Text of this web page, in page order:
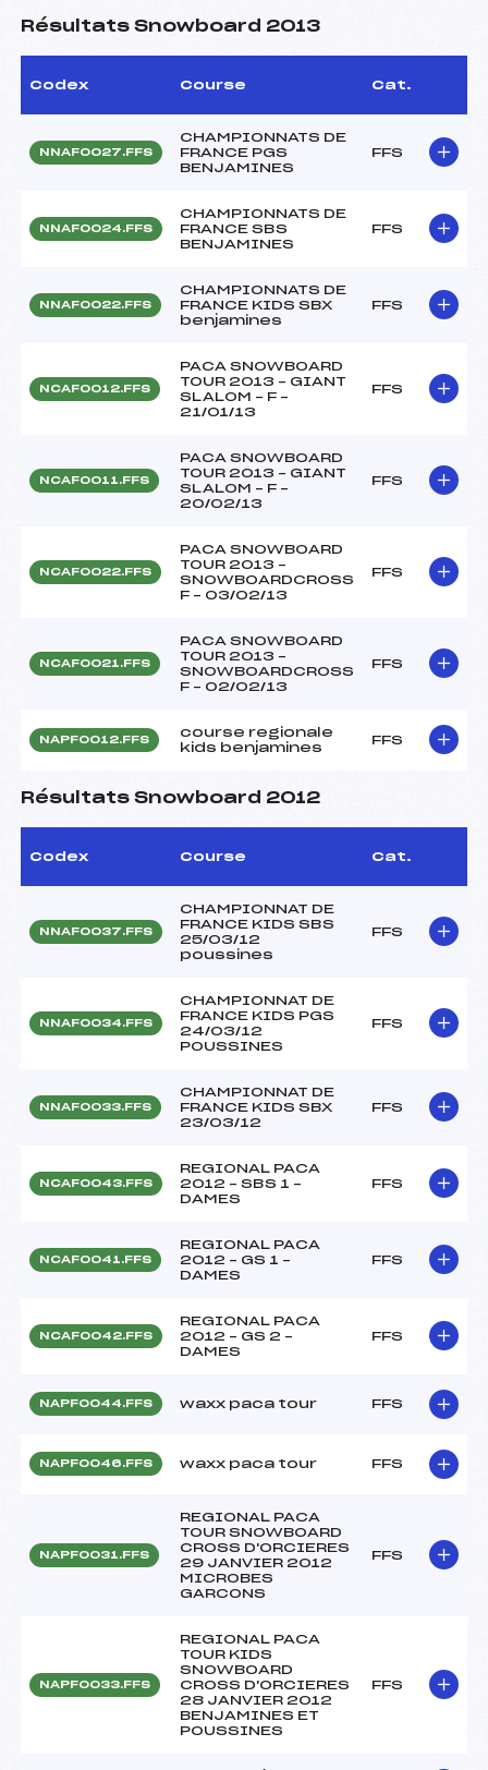
Résultats Snowboard 2013
Codex Course Cat.
NNAF0027.FFS
CHAMPIONNATS DE
FRANCE PGS
BENJAMINES
FFS
NNAF0024.FFS
CHAMPIONNATS DE
FRANCE SBS
BENJAMINES
FFS
NNAF0022.FFS
CHAMPIONNATS DE
FRANCE KIDS SBX
benjamines
FFS
NCAF0012.FFS
PACA SNOWBOARD
TOUR 2013 – GIANT
SLALOM – F –
21/01/13
FFS
NCAF0011.FFS
PACA SNOWBOARD
TOUR 2013 – GIANT
SLALOM – F –
20/02/13
FFS
NCAF0022.FFS
PACA SNOWBOARD
TOUR 2013 –
SNOWBOARDCROSS
F – 03/02/13
FFS
NCAF0021.FFS
PACA SNOWBOARD
TOUR 2013 –
SNOWBOARDCROSS
F – 02/02/13
FFS
NAPF0012.FFS
course regionale
kids benjamines
FFS
Résultats Snowboard 2012
Codex Course Cat.
NNAF0037.FFS
CHAMPIONNAT DE
FRANCE KIDS SBS
25/03/12
poussines
FFS
NNAF0034.FFS
CHAMPIONNAT DE
FRANCE KIDS PGS
24/03/12
POUSSINES
FFS
NNAF0033.FFS
CHAMPIONNAT DE
FRANCE KIDS SBX
23/03/12
FFS
NCAF0043.FFS
REGIONAL PACA
2012 – SBS 1 –
DAMES
FFS
NCAF0041.FFS
REGIONAL PACA
2012 – GS 1 –
DAMES
FFS
NCAF0042.FFS
REGIONAL PACA
2012 – GS 2 –
DAMES
FFS
NAPF0044.FFS waxx paca tour FFS
NAPF0046.FFS waxx paca tour FFS
NAPF0031.FFS
REGIONAL PACA
TOUR SNOWBOARD
CROSS D'ORCIERES
29 JANVIER 2012
MICROBES
GARCONS
FFS
NAPF0033.FFS
REGIONAL PACA
TOUR KIDS
SNOWBOARD
CROSS D'ORCIERES
28 JANVIER 2012
BENJAMINES ET
POUSSINES
FFS